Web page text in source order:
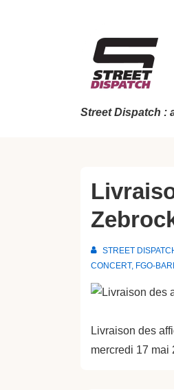
Street Dispatch :
STREET
CONCERT, FGO-
Livraison des
mercredi 17 mai